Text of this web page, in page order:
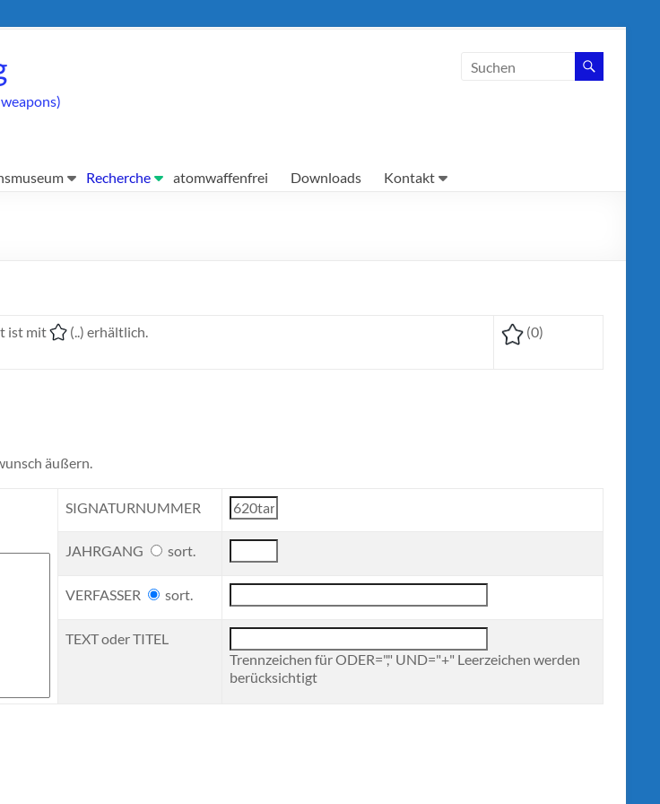
Recherche atomwaffenfrei Downloads Kontakt
ist mit (..) erhältlich. (0)
äußern.
SIGNATURNUMMER
JAHRGANG sort.
VERFASSER sort.
TEXT oder TITEL
Trennzeichen für ODER="," UND="+" Leerzeichen werden
berücksichtigt